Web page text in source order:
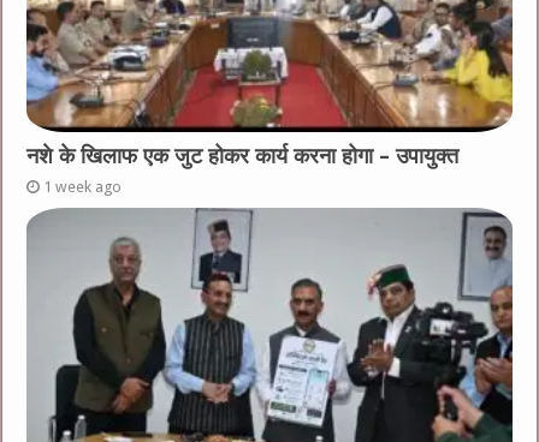
नशे के खिलाफ एक जुट होकर कार्य करना होगा – उपायुक्त
1 week ago